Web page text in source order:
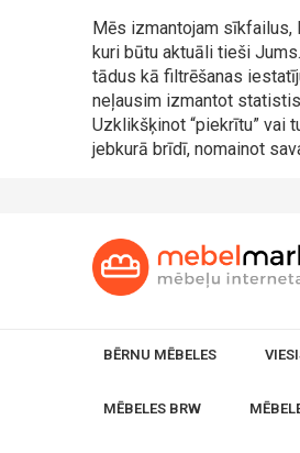
Mēs izmantojam sīkfailus,
kuri būtu aktuāli tieši
tādus kā filtrēšanas
neļausim izmantot
Uzklikšķinot “piekrītu” vai
jebkurā brīdī, nomainot
BĒRNU MĒBELES
MĒBELES BRW